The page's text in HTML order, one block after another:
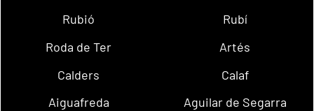
Rubió
Rubí
Roda de Ter
Artés
Calders
Calaf
Aiguafreda
Aguilar de Segarra